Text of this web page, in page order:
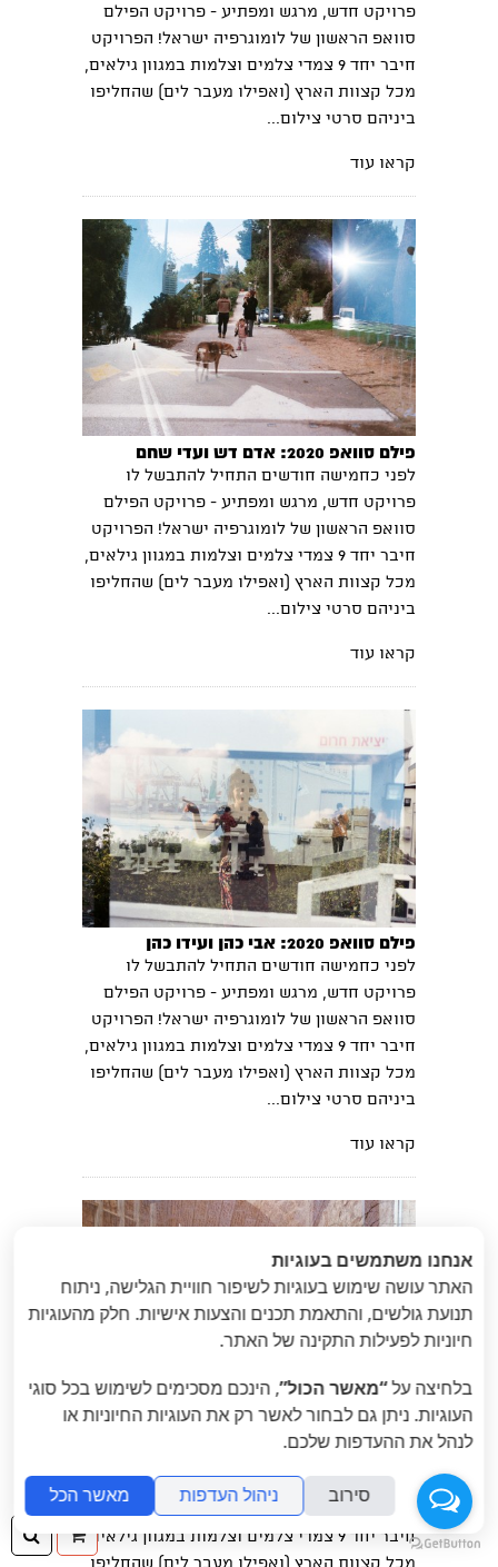
פרויקט חדש, מרגש ומפתיע - פרויקט הפילם
סוואפ הראשון של לומוגרפיה ישראל! הפרויקט
חיבר יחד 9 צמדי צלמים וצלמות במגוון גילאים,
מכל קצוות הארץ (ואפילו מעבר לים) שהחליפו
ביניהם סרטי צילום...
קראו עוד
פילם סוואפ 2020: אדם דש ועדי שחם
לפני כחמישה חודשים התחיל להתבשל לו
פרויקט חדש, מרגש ומפתיע - פרויקט הפילם
סוואפ הראשון של לומוגרפיה ישראל! הפרויקט
חיבר יחד 9 צמדי צלמים וצלמות במגוון גילאים,
מכל קצוות הארץ (ואפילו מעבר לים) שהחליפו
ביניהם סרטי צילום...
קראו עוד
פילם סוואפ 2020: אבי כהן ועידו כהן
לפני כחמישה חודשים התחיל להתבשל לו
פרויקט חדש, מרגש ומפתיע - פרויקט הפילם
סוואפ הראשון של לומוגרפיה ישראל! הפרויקט
חיבר יחד 9 צמדי צלמים וצלמות במגוון גילאים,
מכל קצוות הארץ (ואפילו מעבר לים) שהחליפו
ביניהם סרטי צילום...
קראו עוד
פילם סוואפ 2020: לילך רז ועמית חכמוב
פרויקט חדש, מרגש ומפתיע - פרויקט הפילם
סוואפ הראשון של לומוגרפיה ישראל! הפרויקט
חיבר יחד 9 צמדי צלמים וצלמות במגוון גילאים,
ההזמנה
אנחנו משתמשים בעוגיות
האתר עושה שימוש בעוגיות לשיפור חוויית הגלישה, ניתוח
תנועת גולשים, והתאמת תכנים והצעות אישיות. חלק מהעוגיות
חיוניות לפעילות התקינה של האתר.
בלחיצה על“מאשר הכול”, הינכם מסכימים לשימוש בכל סוגי
העוגיות. ניתן גם לבחור לאשר רק את העוגיות החיוניות או
לנהל את ההעדפות שלכם.
סירוב ניהול העדפות מאשר הכל